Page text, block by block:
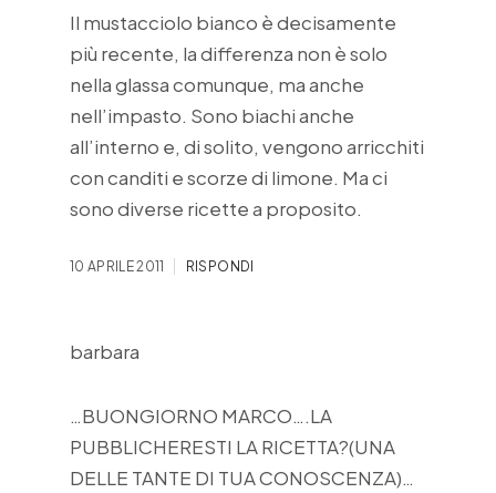
Il mustacciolo bianco è decisamente
più recente, la differenza non è solo
nella glassa comunque, ma anche
nell’impasto. Sono biachi anche
all’interno e, di solito, vengono arricchiti
con canditi e scorze di limone. Ma ci
sono diverse ricette a proposito.
10 APRILE 2011 RISPONDI
barbara
…BUONGIORNO MARCO….LA
PUBBLICHERESTI LA RICETTA?(UNA
DELLE TANTE DI TUA CONOSCENZA)…